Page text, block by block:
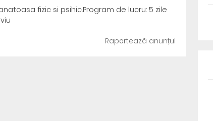
fizic si psihic.Program de lucru: 5 zile
Raportează anunțul